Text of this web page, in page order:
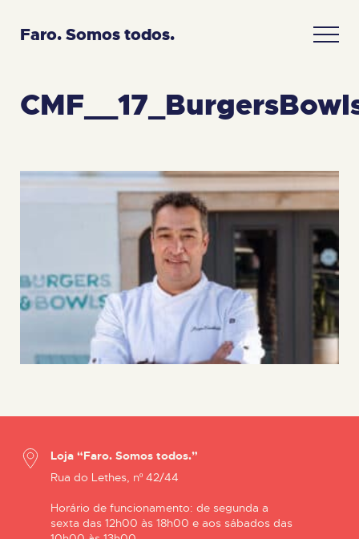
Faro. Somos todos.
Loja “Faro. Somos todos.”
Rua do Lethes, nº 42/44
Horário de funcionamento: de segunda a
sexta das 12h00 às 18h00 e aos sábados das